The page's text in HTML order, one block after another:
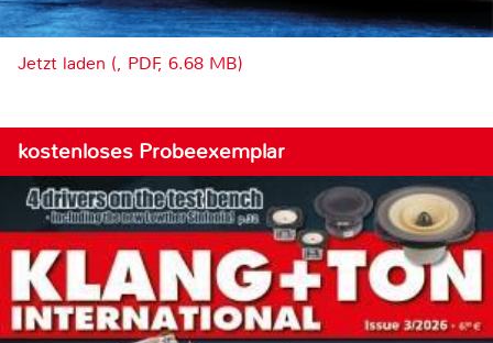
Jetzt laden (, PDF, 6.68 MB)
kostenloses Probeexemplar